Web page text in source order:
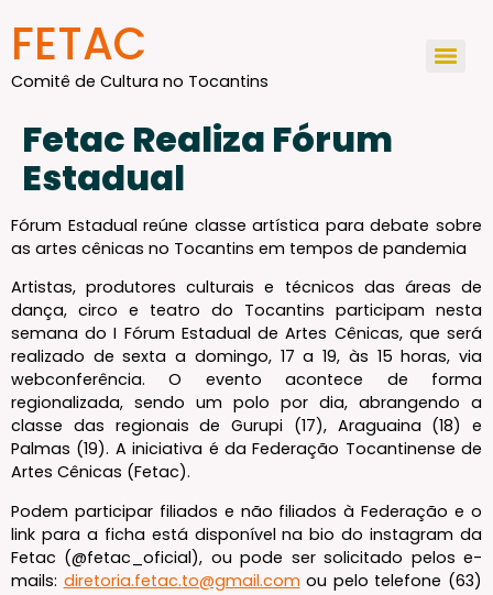
FETAC
Comitê de Cultura no Tocantins
Fetac Realiza Fórum
Estadual
Fórum Estadual reúne classe artística para debate sobre
as artes cênicas no Tocantins em tempos de pandemia
Artistas, produtores culturais e técnicos das áreas de
dança, circo e teatro do Tocantins participam nesta
semana do I Fórum Estadual de Artes Cênicas, que será
realizado de sexta a domingo, 17 a 19, às 15 horas, via
webconferência. O evento acontece de forma
regionalizada, sendo um polo por dia, abrangendo a
classe das regionais de Gurupi (17), Araguaina (18) e
Palmas (19). A iniciativa é da Federação Tocantinense de
Artes Cênicas (Fetac).
Podem participar filiados e não filiados à Federação e o
link para a ficha está disponível na bio do instagram da
Fetac (@fetac_oficial), ou pode ser solicitado pelos e-
mails: diretoria.fetac.to@gmail.com ou pelo telefone (63)